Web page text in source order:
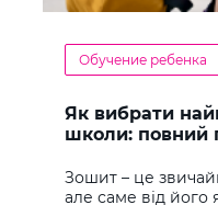
Обучение ребенка
Як вибрати
школи: повний
Зошит – це
але саме від його